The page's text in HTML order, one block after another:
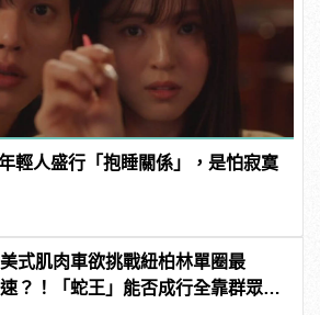
輕人盛行「抱睡關係」，是怕寂寞
美式肌肉車欲挑戰紐柏林單圈最
速？！「蛇王」能否成行全靠群眾募